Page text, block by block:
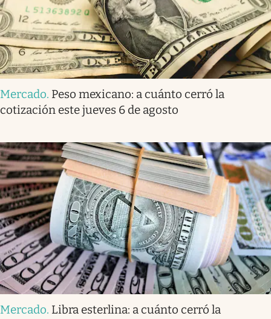
Mercado. Peso mexicano: a cuánto cerró la
cotización este jueves 6 de agosto
Mercado. Libra esterlina: a cuánto cerró la